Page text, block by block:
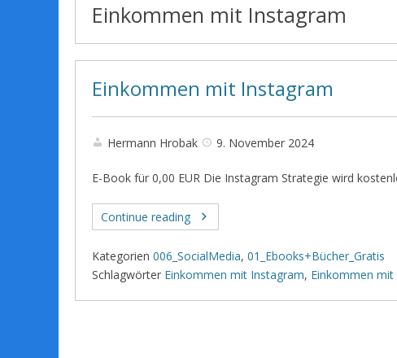
Einkommen mit Instagram
Einkommen mit Instagram
Hermann Hrobak 9. November 2024
E-Book für 0,00 EUR Die Instagram Strategie wird
Continue reading
Kategorien 006_SocialMedia, 01_Ebooks+Bücher_Gratis
Schlagwörter Einkommen mit Instagram, Einkommen